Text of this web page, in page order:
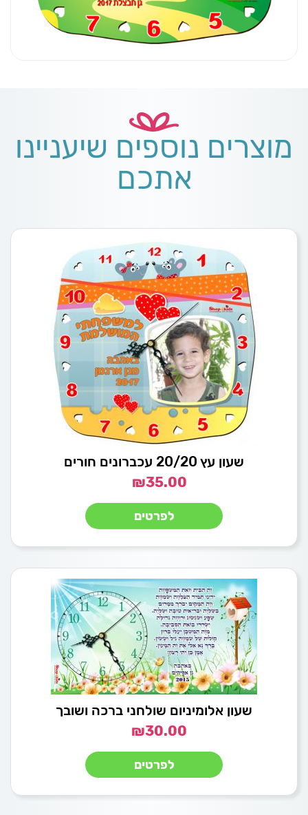
מוצרים נוספים שיעניינו
אתכם
שעון עץ 20/20 עכברונים חורים
₪35.00
לפרטים
שעון אלומיניום שולחני ברכה ושובך
₪30.00
לפרטים